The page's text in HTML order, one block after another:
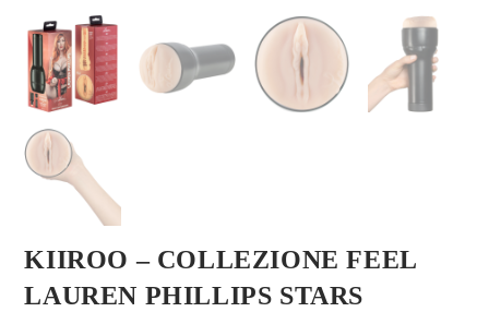
KIIROO – COLLEZIONE FEEL
LAUREN PHILLIPS STARS